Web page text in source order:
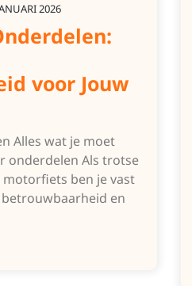
2026
voor Jouw
Alles wat je moet
onderdelen Als trotse
motorfiets ben je vast
en